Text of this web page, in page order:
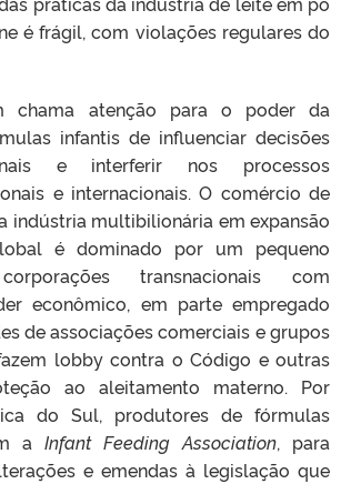
é frágil, com violações regulares do
chama atenção para o poder da
infantis de influenciar decisões
e interferir nos processos
e internacionais. O comércio de
indústria multibilionária em expansão
é dominado por um pequeno
transnacionais com
econômico, em parte empregado
de associações comerciais e grupos
lobby contra o Código e outras
ao aleitamento materno. Por
do Sul, produtores de fórmulas
a Infant Feeding Association, para
e emendas à legislação que